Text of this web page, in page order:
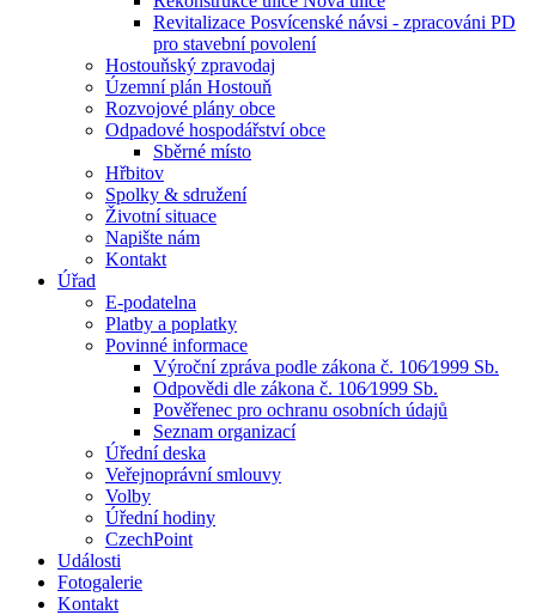
Revitalizace Posvícenské návsi - zpracováni PD
pro stavební povolení
Hostouňský zpravodaj
Územní plán Hostouň
Rozvojové plány obce
Odpadové hospodářství obce
Sběrné místo
Hřbitov
Spolky & sdružení
Životní situace
Napište nám
Kontakt
Úřad
E-podatelna
Platby a poplatky
Povinné informace
Výroční zpráva podle zákona č. 106⁄1999 Sb.
Odpovědi dle zákona č. 106⁄1999 Sb.
Pověřenec pro ochranu osobních údajů
Seznam organizací
Úřední deska
Veřejnoprávní smlouvy
Volby
Úřední hodiny
CzechPoint
Události
Fotogalerie
Kontakt